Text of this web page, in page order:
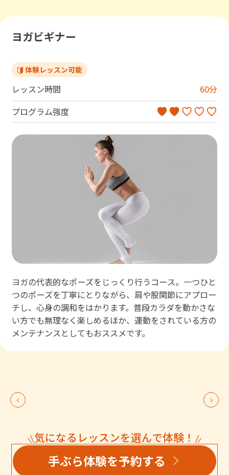
ヨガビギナー
体験レッスン可能
レッスン時間 60分
プログラム強度
ヨガの代表的なポーズをじっくり行うコース。一つひと
つのポーズを丁寧にとりながら、肩や股関節にアプロー
チし、心身の調和をはかります。普段カラダを動かさな
い方でも無理なく楽しめるほか、運動をされている方の
メンテナンスとしてもおススメです。
気になるレッスンを選んで体験！
手ぶら体験を予約する